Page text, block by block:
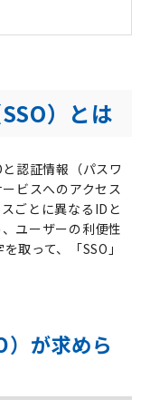
）とは
と認証情報（パスワ
ービスへのアクセス
ごとに異なる ID と
ユーザーの利便性
を取って、「SSO 」
）が求めら